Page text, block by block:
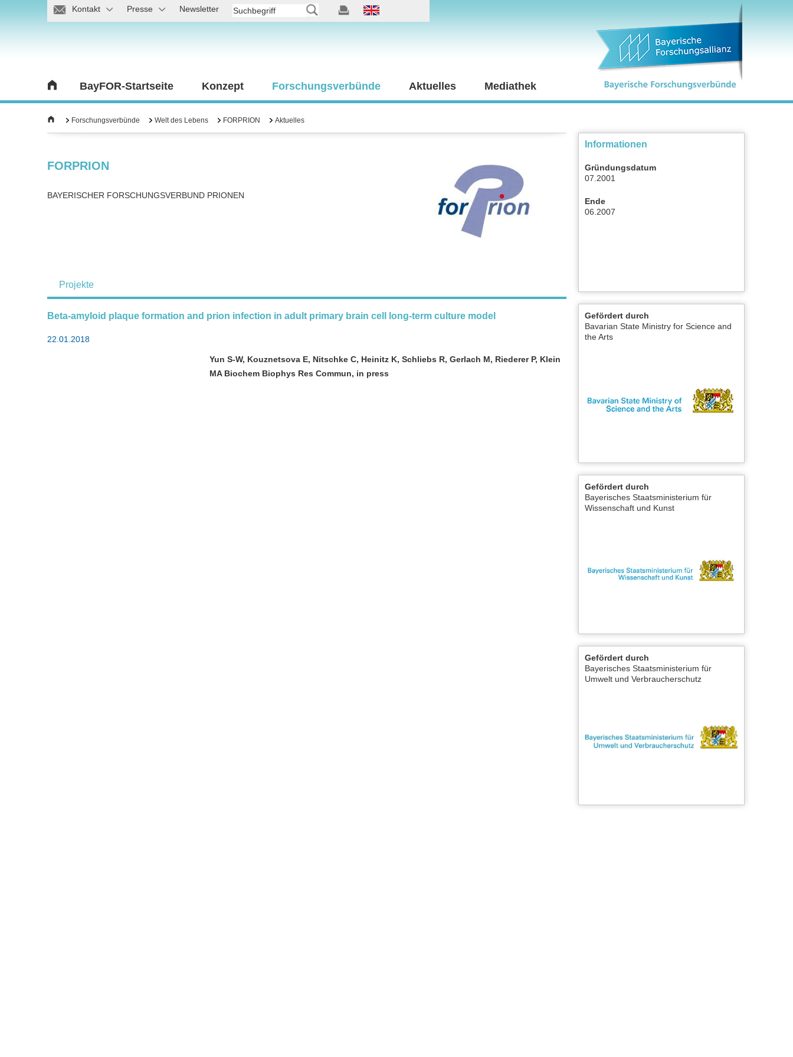
Kontakt Presse Newsletter
BayFOR-Startseite Konzept Forschungsverbünde Aktuelles Mediathek
Forschungsverbünde Welt des Lebens FORPRION Aktuelles
FORPRION
BAYERISCHER FORSCHUNGSVERBUND PRIONEN
Projekte
Beta-amyloid plaque formation and prion infection in adult primary brain cell long-term culture model
22.01.2018
Yun S-W, Kouznetsova E, Nitschke C, Heinitz K, Schliebs R, Gerlach M, Riederer P, Klein
MA Biochem Biophys Res Commun, in press
Informationen
Gründungsdatum
07.2001
Ende
06.2007
Gefördert durch
Bavarian State Ministry for Science and
the Arts
Gefördert durch
Bayerisches Staatsministerium für
Wissenschaft und Kunst
Gefördert durch
Bayerisches Staatsministerium für
Umwelt und Verbraucherschutz